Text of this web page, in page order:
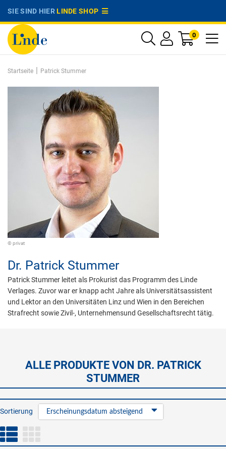
SIE SIND HIERLINDE SHOP
0
Startseite | Patrick Stummer
© privat
Dr. Patrick Stummer
Patrick Stummer leitet als Prokurist das Programm des Linde
Verlages. Zuvor war er knapp acht Jahre als Universitätsassistent
und Lektor an den Universitäten Linz und Wien in den Bereichen
Strafrecht sowie Zivil-, Unternehmensund Gesellschaftsrecht tätig.
ALLE PRODUKTE VON DR. PATRICK
STUMMER
Sortierung Erscheinungsdatum absteigend